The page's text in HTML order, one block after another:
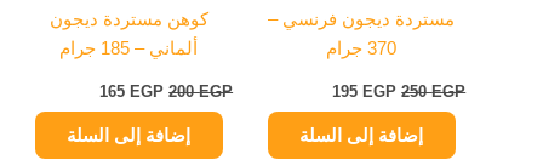
مستردة ديجون فرنسي –
370 جرام
250EGP
195 EGP
إضافة إلى السلة
كوهن مستردة ديجون
ألماني – 185 جرام
200EGP
165 EGP
إضافة إلى السلة